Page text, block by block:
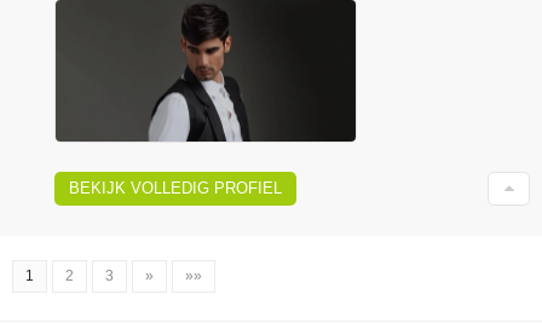
BEKIJK VOLLEDIG PROFIEL
1 2 3 » »»